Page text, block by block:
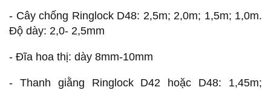
- Cây chống Ringlock D48: 2,5m; 2,0m; 1,5m; 1,0m.
Độ dày: 2,0- 2,5mm
- Đĩa hoa thị: dày 8mm-10mm
- Thanh giằng Ringlock D42 hoặc D48: 1,45m;